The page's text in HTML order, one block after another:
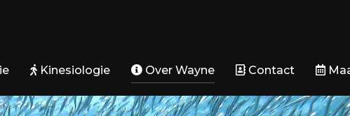
Kinesiologie Over Wayne Contact